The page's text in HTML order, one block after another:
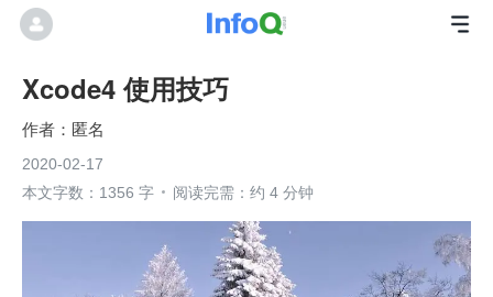
Xcode4 使用技巧
匿名
2020-02-17
本文字数：1356 字
阅读完需：约 4 分钟